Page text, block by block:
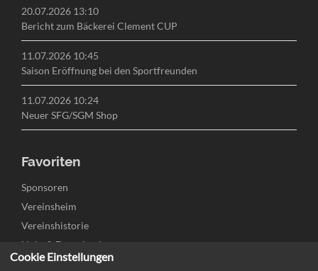
20.07.2026 13:10
Bericht zum Bäckerei Clement CUP
11.07.2026 10:45
Saison Eröffnung bei den Sportfreunden
11.07.2026 10:24
Neuer SFG/SGM Shop
Favoriten
Navigation
überspringen
Sponsoren
Vereinsheim
Vereinshistorie
Links & Downloads
Kontakt
Cookie Einstellungen